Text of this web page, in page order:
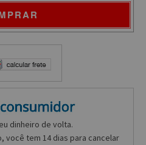
dinheiro de volta.
você tem 14 dias para cancelar